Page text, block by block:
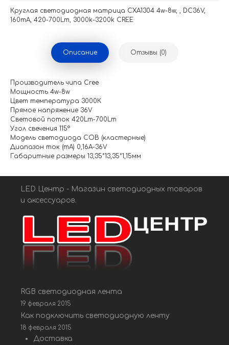
Круглая светодиодная матрица CXA1304 4w-8w, , DC36V,
160mA, 420-700Lm, 3000k-3200k CREE
Описание Отзывы (0)
Производитель чипа Cree
Мощность 4w-8w
Цвет температура 3000К
Прямое напряжение 36V
Световой поток 420Lm-700Lm
Угол свечения 115°
Модель светодиода COB (кластерные)
Диапазон ток (mA) 0,16A-36V
Габаритные размеры 13,35*13,35*1,15мм
LED Центр - Магазин светодиодных товаров
и аксессуаров.
RGB светодиодная лента
19 февраля 2015
Как подключить светодиодную ленту
18 февраля 2015
Доставка